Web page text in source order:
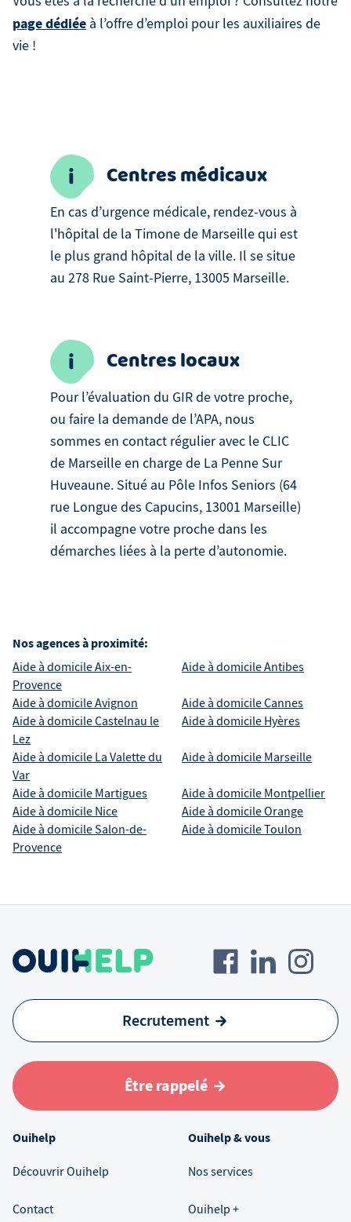
page dédiée à l’offre d’emploi pour les auxiliaires de
vie !
Centres médicaux
En cas d’urgence médicale, rendez-vous à
l'hôpital de la Timone de Marseille qui est
le plus grand hôpital de la ville. Il se situe
au 278 Rue Saint-Pierre, 13005 Marseille.
Centres locaux
Pour l’évaluation du GIR de votre proche,
ou faire la demande de l’APA, nous
sommes en contact régulier avec le CLIC
de Marseille en charge de La Penne Sur
Huveaune. Situé au Pôle Infos Seniors (64
rue Longue des Capucins, 13001 Marseille)
il accompagne votre proche dans les
démarches liées à la perte d’autonomie.
Nos agences à proximité:
Aide à domicileAix-en-
Provence
Aide à domicileAntibes
Aide à domicileAvignon Aide à domicileCannes
Aide à domicileCastelnau le
Lez
Aide à domicile Hyères
Aide à domicile La Valette du
Var
Aide à domicile Marseille
Aide à domicile Martigues Aide à domicile Montpellier
Aide à domicile Nice Aide à domicileOrange
Aide à domicileSalon-de-
Provence
Aide à domicileToulon
Recrutement
Être rappelé
Ouihelp
Découvrir Ouihelp
Contact
Ouihelp & vous
Nos services
Ouihelp +